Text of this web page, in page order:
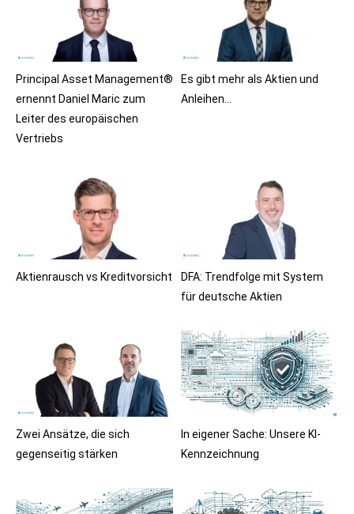
Principal Asset Management®
ernennt Daniel Maric zum
Leiter des europäischen
Vertriebs
Es gibt mehr als Aktien und
Anleihen…
Aktienrausch vs Kreditvorsicht
DFA: Trendfolge mit System
für deutsche Aktien
Zwei Ansätze, die sich
gegenseitig stärken
In eigener Sache: Unsere KI-
Kennzeichnung